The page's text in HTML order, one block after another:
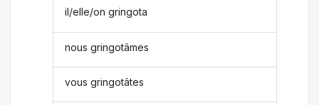
il/elle/on gringota
nous gringotâmes
vous gringotâtes